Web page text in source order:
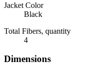
Jacket Color
Black
Total Fibers, quantity
4
Dimensions